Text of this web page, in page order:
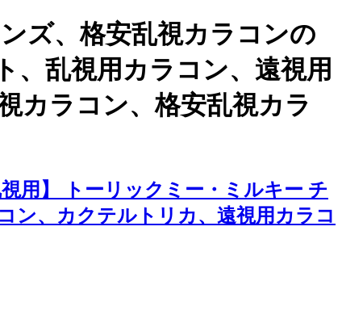
ズ、格安乱視カラコンの
、乱視用カラコン、遠視用
カラコン、格安乱視カラ
用】 トーリックミー・ミルキー チ
ン、カクテルトリカ、遠視用カラコ